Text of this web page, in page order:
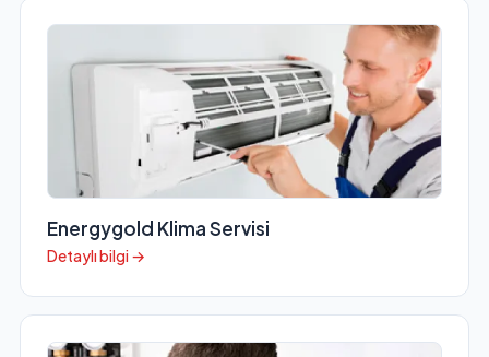
Energygold Klima Servisi
Detaylı bilgi →